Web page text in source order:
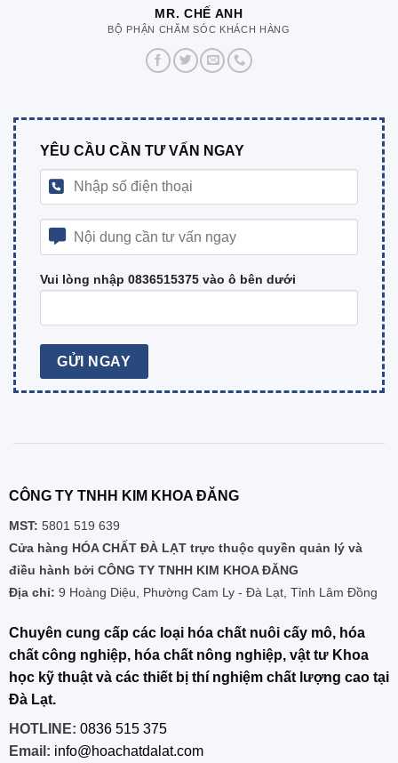
MR. CHẾ ANH
BỘ PHẬN CHĂM SÓC KHÁCH HÀNG
YÊU CẦU CẦN TƯ VẤN NGAY
Vui lòng nhập 0836515375 vào ô bên dưới
CÔNG TY TNHH KIM KHOA ĐĂNG
MST: 5801 519 639
Cửa hàng HÓA CHẤT ĐÀ LẠT trực thuộc quyền quản lý và
điều hành bởi CÔNG TY TNHH KIM KHOA ĐĂNG
Địa chỉ: 9 Hoàng Diệu, Phường Cam Ly - Đà Lạt, Tỉnh Lâm Đồng
Chuyên cung cấp các loại hóa chất nuôi cấy mô, hóa
chất công nghiệp, hóa chất nông nghiệp, vật tư Khoa
học kỹ thuật và các thiết bị thí nghiệm chất lượng cao tại
Đà Lạt.
HOTLINE: 0836 515 375
Email: info@hoachatdalat.com